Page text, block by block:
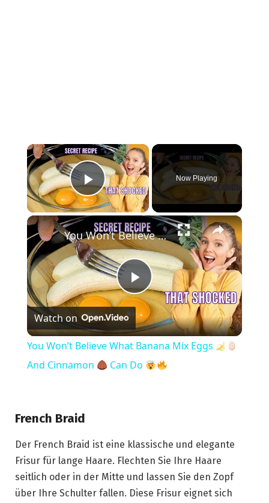
×
Play Video
Now Playing
×
Play
Video
You Won’t Believe What Banana Mix Eggs
Watch on
You Won’t Believe What Banana Mix Eggs
And Cinnamon
Can Do
French Braid
Der French Braid ist eine klassische und elegante
Frisur für lange Haare. Flechten Sie Ihre Haare
seitlich oder in der Mitte und lassen Sie den Zopf
über Ihre Schulter fallen. Diese Frisur eignet sich